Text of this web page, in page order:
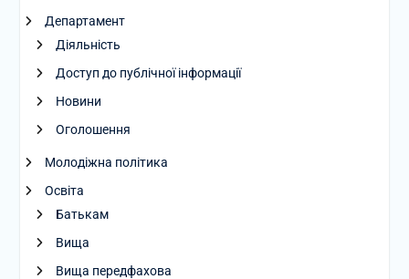
Департамент
Діяльність
Доступ до публічної інформації
Новини
Оголошення
Молодіжна політика
Освіта
Батькам
Вища
Вища передфахова